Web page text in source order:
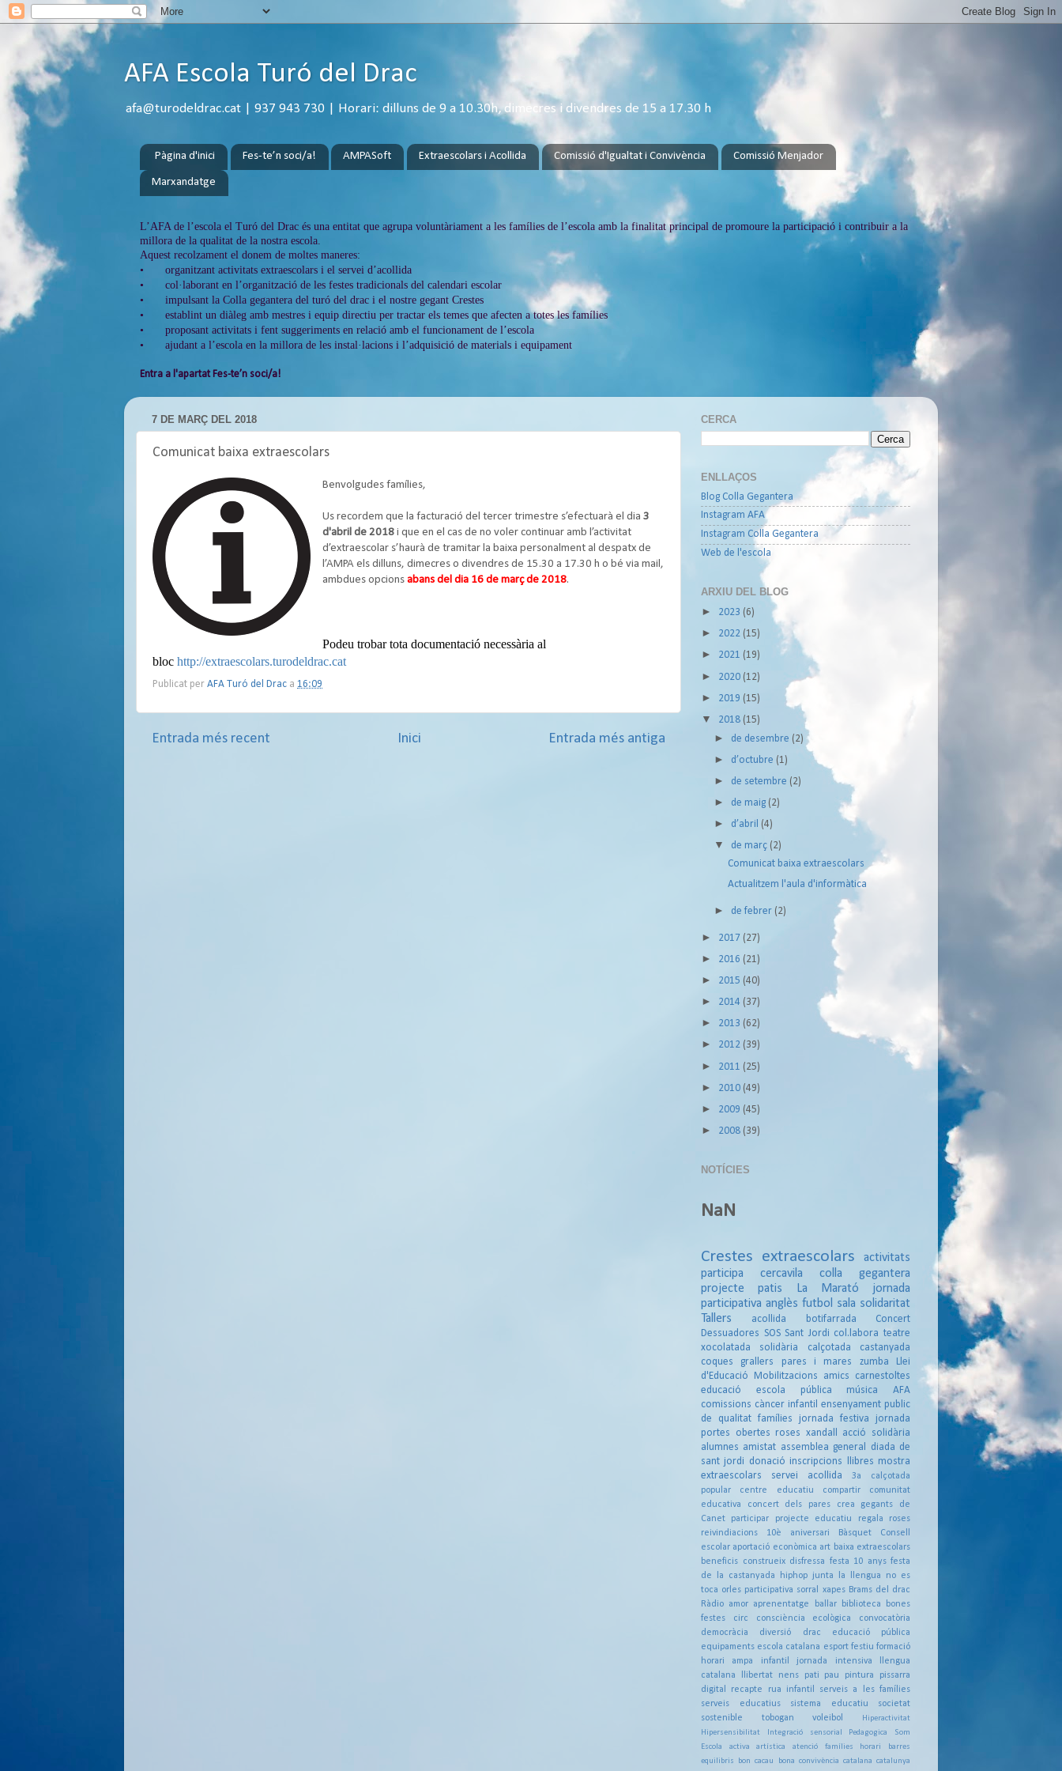
AFA Escola Turó del Drac
afa@turodeldrac.cat | 937 943 730 | Horari: dilluns de 9 a 10.30h, dimecres i divendres de 15 a 17.30 h
Pàgina d'inici Fes-te’n soci/a! AMPASoft Extraescolars i Acollida Comissió d'Igualtat i Convivència Comissió Menjador
Marxandatge
L’AFA de l’escola el Turó del Drac és una entitat que agrupa voluntàriament a les famílies de l’escola amb la finalitat principal de promoure la participació i contribuir a la
millora de la qualitat de la nostra escola.
Aquest recolzament el donem de moltes maneres:
•
organitzant activitats extraescolars i el servei d’acollida
•
col·laborant en l’organització de les festes tradicionals del calendari escolar
•
impulsant la Colla gegantera del turó del drac i el nostre gegant Crestes
•
establint un diàleg amb mestres i equip directiu per tractar els temes que afecten a totes les famílies
•
proposant activitats i fent suggeriments en relació amb el funcionament de l’escola
•
ajudant a l’escola en la millora de les instal·lacions i l’adquisició de materials i equipament
Entra a l'apartat Fes-te’n soci/a!
7 DE MARÇ DEL 2018
Comunicat baixa extraescolars
Benvolgudes famílies,
Us recordem que la facturació del tercer trimestre s’efectuarà el dia 3
d'abril de 2018i que en el cas de no voler continuar amb l’activitat
d’extraescolar s’haurà de tramitar la baixa personalment al despatx de
l’AMPA els dilluns, dimecres o divendres de 15.30 a 17.30 h o bé via mail,
ambdues opcions abans del dia 16 de març de 2018.
Podeu trobar tota documentació necessària al
bloc http://extraescolars.turodeldrac.cat
Publicat per AFA Turó del Drac a 16:09
Entrada més recent Entrada més antiga
Inici
CERCA
ENLLAÇOS
Blog Colla Gegantera
Instagram AFA
Instagram Colla Gegantera
Web de l'escola
ARXIU DEL BLOG
►
2023 (6)
► 2022 (15)
► 2021 (19)
► 2020 (12)
► 2019 (15)
▼ 2018 (15)
► de desembre (2)
► d’octubre (1)
► de setembre (2)
► de maig (2)
► d’abril (4)
▼ de març (2)
Comunicat baixa extraescolars
Actualitzem l'aula d'informàtica
► de febrer (2)
► 2017 (27)
► 2016 (21)
► 2015 (40)
► 2014 (37)
► 2013 (62)
► 2012 (39)
► 2011 (25)
► 2010 (49)
► 2009 (45)
► 2008 (39)
NOTÍCIES
NaN
Crestes extraescolars
activitats
participa
cercavila
colla gegantera
projecte patis
La Marató
jornada
participativa anglès futbol sala solidaritat
Tallers
acollida botifarrada
Concert
Dessuadores SOS Sant Jordi col.labora teatre
xocolatada solidària
calçotada
castanyada
coques
grallers pares i mares zumba
Llei
d'Educació
Mobilitzacions amics
carnestoltes
educació
escola pública música
AFA
comissions càncer infantil
ensenyament public
de qualitat
famílies jornada festiva
jornada
portes obertes roses xandall
acció solidària
alumnes amistat assemblea general
diada de
sant jordi
donació inscripcions llibres mostra
extraescolars
servei acollida
3a calçotada
popular
centre educatiu compartir
comunitat
educativa
concert dels pares crea
gegants de
Canet
participar projecte educatiu
regala roses
reivindiacions
10è aniversari Bàsquet
Consell
escolar aportació econòmica art baixa extraescolars
beneficis construeix disfressa festa 10 anys festa
de la castanyada
hiphop junta
la llengua no es
toca orles participativa sorral xapes Brams del drac
Ràdio amor aprenentatge ballar biblioteca
bones
festes
circ consciència ecològica
convocatòria
democràcia
diversió drac
educació pública
equipaments escola catalana esport festiu formació
horari ampa
infantil jornada intensiva
llengua
catalana
llibertat nens pati pau pintura
pissarra
digital
recapte rua infantil
serveis a les famílies
serveis educatius
sistema educatiu
societat
sostenible
tobogan voleibol
Hiperactivitat
Hipersensibilitat
Integració sensorial Pedagogica
Som
Escola
activa artística atenció famílies horari
barres
equilibris
bon cacau bona convivència catalana catalunya